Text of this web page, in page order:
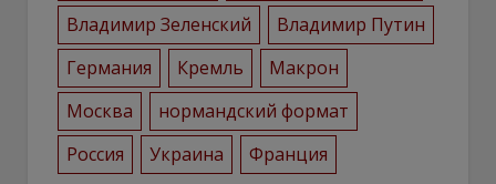
Владимир Зеленский
Владимир Путин
Германия
Кремль
Макрон
Москва
нормандский формат
Россия
Украина Франция